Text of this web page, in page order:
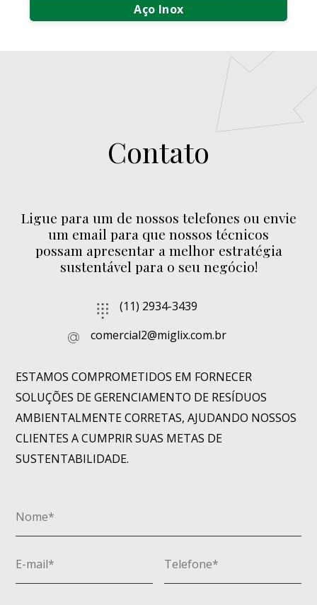
Aço Inox
Compra de Sucata de Aço Inox
Contato
Ligue para um de nossos telefones ou envie
um email para que nossos técnicos
possam apresentar a melhor estratégia
sustentável para o seu negócio!
(11) 2934-3439
comercial2@miglix.com.br
ESTAMOS COMPROMETIDOS EM FORNECER
SOLUÇÕES DE GERENCIAMENTO DE RESÍDUOS
AMBIENTALMENTE CORRETAS, AJUDANDO NOSSOS
CLIENTES A CUMPRIR SUAS METAS DE
SUSTENTABILIDADE.